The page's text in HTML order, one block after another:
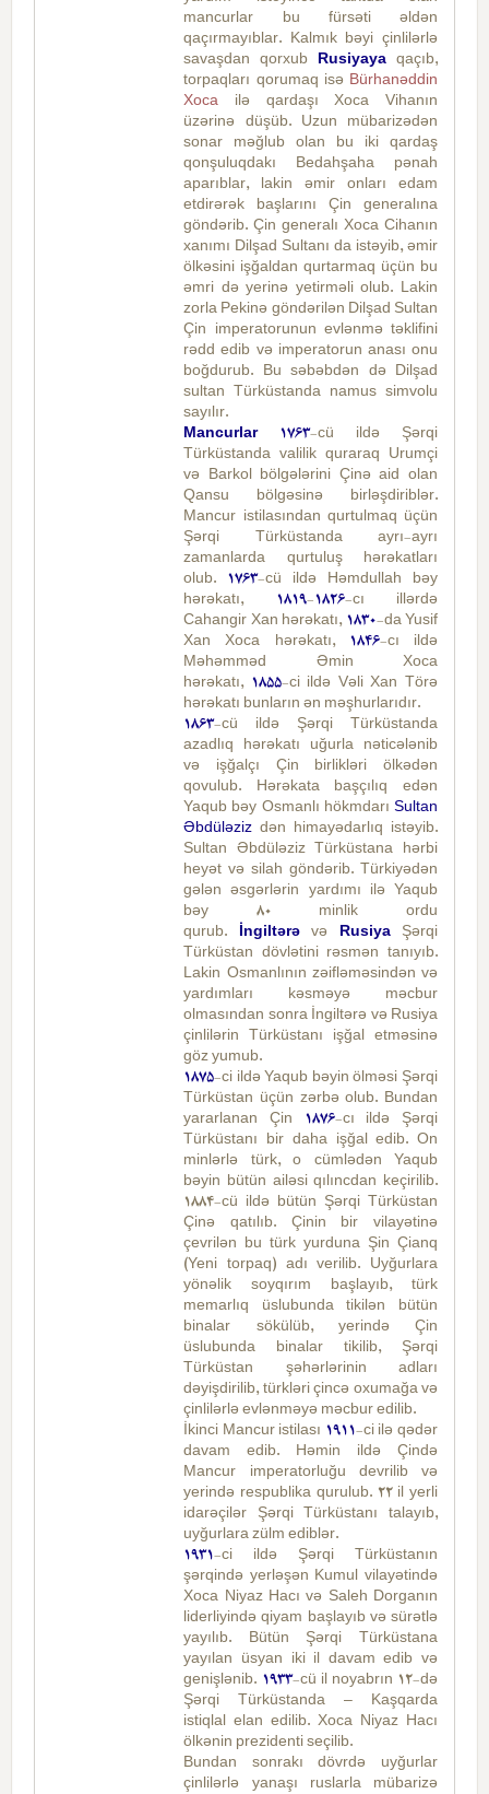
mancurlar bu fürsəti əldən
qaçırmayıblar. Kalmık bəyi çinlilərlə
savaşdan qorxub Rusiyaya qaçıb,
torpaqları qorumaq isə Bürhanəddin
Xoca ilə qardaşı Xoca Vihanın
üzərinə düşüb. Uzun mübarizədən
sonar məğlub olan bu iki qardaş
qonşuluqdakı Bedahşaha pənah
aparıblar, lakin əmir onları edam
etdirərək başlarını Çin generalına
göndərib. Çin generalı Xoca Cihanın
xanımı Dilşad Sultanı da istəyib, əmir
ölkəsini işğaldan qurtarmaq üçün bu
əmri də yerinə yetirməli olub. Lakin
zorla Pekinə göndərilən Dilşad Sultan
Çin imperatorunun evlənmə təklifini
rədd edib və imperatorun anası onu
boğdurub. Bu səbəbdən də Dilşad
sultan Türküstanda namus simvolu
sayılır.
Mancurlar
1763-cü ildə Şərqi
Türküstanda valilik quraraq Urumçi
və Barkol bölgələrini Çinə aid olan
Qansu bölgəsinə birləşdiriblər.
Mancur istilasından qurtulmaq üçün
Şərqi Türküstanda ayrı-ayrı
zamanlarda qurtuluş hərəkatları
olub. 1763-cü ildə Həmdullah bəy
hərəkatı, 1819-1826-cı illərdə
Cahangir Xan hərəkatı, 1830-da Yusif
Xan Xoca hərəkatı, 1846-cı ildə
Məhəmməd Əmin Xoca
hərəkatı, 1855-ci ildə Vəli Xan Törə
hərəkatı bunların ən məşhurlarıdır.
1863-cü ildə Şərqi Türküstanda
azadlıq hərəkatı uğurla nəticələnib
və işğalçı Çin birlikləri ölkədən
qovulub. Hərəkata başçılıq edən
Yaqub bəy Osmanlı hökmdarı Sultan
Əbdüləziz dən himayədarlıq istəyib.
Sultan Əbdüləziz Türküstana hərbi
heyət və silah göndərib. Türkiyədən
gələn əsgərlərin yardımı ilə Yaqub
bəy 80 minlik ordu
qurub. İngiltərəvə RusiyaŞərqi
Türküstan dövlətini rəsmən tanıyıb.
Lakin Osmanlının zəifləməsindən və
yardımları kəsməyə məcbur
olmasından sonra İngiltərə və Rusiya
çinlilərin Türküstanı işğal etməsinə
göz yumub.
1875-ci ildə Yaqub bəyin ölməsi Şərqi
Türküstan üçün zərbə olub. Bundan
yararlanan Çin 1876-cı ildə Şərqi
Türküstanı bir daha işğal edib. On
minlərlə türk, o cümlədən Yaqub
bəyin bütün ailəsi qılıncdan keçirilib.
1884-cü ildə bütün Şərqi Türküstan
Çinə qatılıb. Çinin bir vilayətinə
çevrilən bu türk yurduna Şin Çianq
(Yeni torpaq) adı verilib. Uyğurlara
yönəlik soyqırım başlayıb, türk
memarlıq üslubunda tikilən bütün
binalar sökülüb, yerində Çin
üslubunda binalar tikilib, Şərqi
Türküstan şəhərlərinin adları
dəyişdirilib, türkləri çincə oxumağa və
çinlilərlə evlənməyə məcbur edilib.
İkinci Mancur istilası 1911-ci ilə qədər
davam edib. Həmin ildə Çində
Mancur imperatorluğu devrilib və
yerində respublika qurulub. 22 il yerli
idarəçilər Şərqi Türküstanı talayıb,
uyğurlara zülm ediblər.
1931-ci ildə Şərqi Türküstanın
şərqində yerləşən Kumul vilayətində
Xoca Niyaz Hacı və Saleh Dorganın
liderliyində qiyam başlayıb və sürətlə
yayılıb. Bütün Şərqi Türküstana
yayılan üsyan iki il davam edib və
genişlənib. 1933-cü il noyabrın 12-də
Şərqi Türküstanda – Kaşqarda
istiqlal elan edilib. Xoca Niyaz Hacı
ölkənin prezidenti seçilib.
Bundan sonrakı dövrdə uyğurlar
çinlilərlə yanaşı ruslarla mübarizə